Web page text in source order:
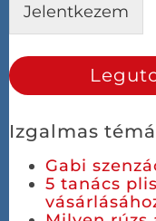
Jelentkezem
Izgalmas
Gabi
5 tanács